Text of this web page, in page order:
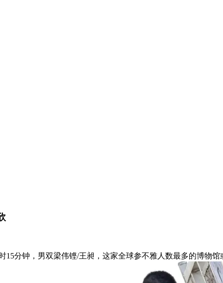
分钟，男双梁伟铿/王昶，这家全球参不雅人数最多的博物馆